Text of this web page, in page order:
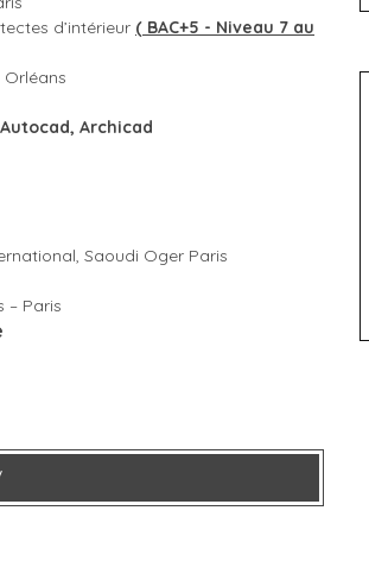
d’intérieur ( BAC+5 - Niveau 7 au
Archicad
Saoudi Oger Paris
– Paris